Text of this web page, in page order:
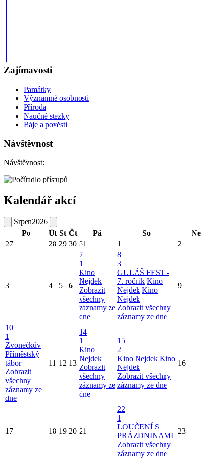
Zajímavosti
Památky
Významné osobnosti
Příroda
Naučné stezky
Báje a pověsti
Návštěvnost
Návštěvnost:
Kalendář akcí
Srpen2026
Po
Út St Čt Pá So
Ne
27
28 29 30 31 1 2
3 4 5 6
7
1
Kino
Nejdek
Zobrazit
všechny
záznamy ze
dne
8
3
GULÁŠ FEST -
7. ročník Kino
Nejdek Kino
Nejdek
Zobrazit všechny
záznamy ze dne
9
10
1
Zvonečkův
Příměstský
tábor
Zobrazit
všechny
záznamy ze
dne
11 12 13
14
1
Kino
Nejdek
Zobrazit
všechny
záznamy ze
dne
15
2
Kino Nejdek Kino
Nejdek
Zobrazit všechny
záznamy ze dne
16
17 18 19 20 21
22
1
LOUČENÍ S
PRÁZDNINAMI
Zobrazit všechny
záznamy ze dne
23